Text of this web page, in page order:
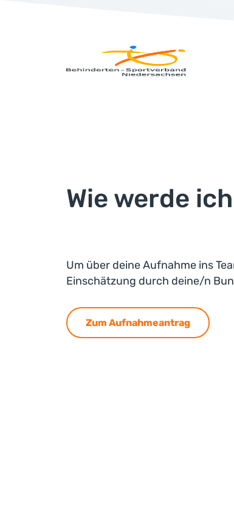
Wie werde
Um über deine Aufnahme ins
Einschätzung durch deine/n
Zum Aufnahmeantrag